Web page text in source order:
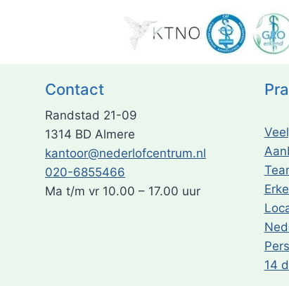
Contact
Randstad 21-09
1314 BD Almere
kantoor@nederlofcentrum.nl
020-6855466
Ma t/m vr 10.00 – 17.00 uur
14